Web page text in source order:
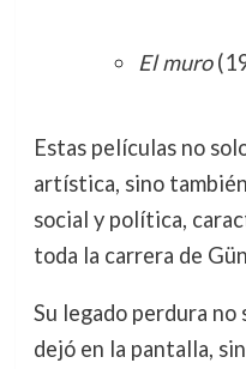
El muro
Estas películas no
artística, sino
social y política,
toda la carrera de
Su legado perdura no
dejó en la pantalla,